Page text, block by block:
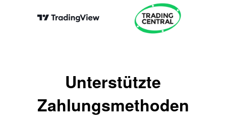
Unterstützte
Zahlungsmethoden